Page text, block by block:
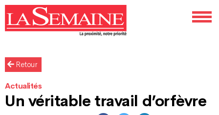
Retour
Actualités
Un véritable travail d’orfèvre